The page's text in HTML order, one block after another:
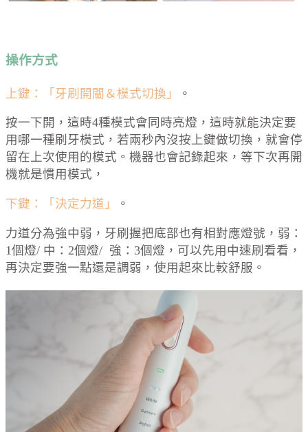
操作方式
上鍵：「牙刷開關＆模式切換」 。
按一下開，這時4種模式會同時亮燈，這時就能決定要
用哪一種刷牙模式，若兩秒內沒按上鍵做切換，就會停
留在上次使用的模式。機器也會記錄起來，等下次再開
機就是慣用模式，
下鍵：「決定力道」 。
力道分為強中弱，牙刷握把底部也有相對應燈號，弱：
1個燈/ 中：2個燈/ 強：3個燈，可以先用中速刷看看，
再決定要強一點還是調弱，使用起來比較舒服。